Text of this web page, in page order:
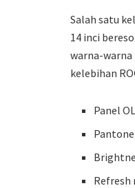
Salah satu
14 inci
warna-
kelebihan
Panel
Refresh